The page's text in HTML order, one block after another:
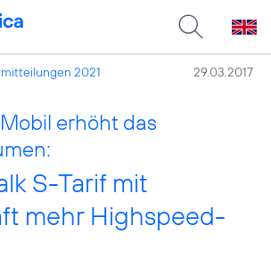
2021 29.03.2017
erhöht das
S-Tarif mit
mehr Highspeed-